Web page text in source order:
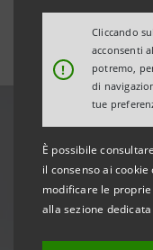
!
Cliccando
acconsenti
potremo,
di
tue
È possibile
il consenso ai
modificare le
alla sezione dedicata